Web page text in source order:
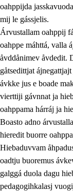
oahppijda
mij le gássjelis.
Árvustallam oahppij
oahppe máhttá, valla
åvddånimev åvdedit.
gåtsedittjat
ávkke jus e boade
vierttiji gávnnat ja
oahppama hárráj ja
Boasto adno
hieredit buorre
Hiebaduvvam
oadtju buoremus
galggá duola dagu
pedagogihkalasj